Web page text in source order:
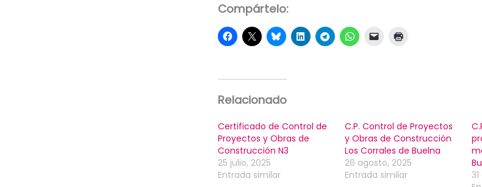
Compártelo:
Relacionado
Certificado de Control de
Proyectos y Obras de
Construcción N3
25 julio, 2025
Entrada similar
C.P. Control de Proyectos
y Obras de Construcción
Los Corrales de Buelna
26 agosto, 2025
Entrada similar